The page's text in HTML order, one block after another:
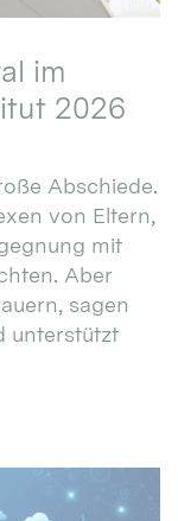
im
2026
Abschiede.
von Eltern,
mit
Aber
sagen
unterstützt